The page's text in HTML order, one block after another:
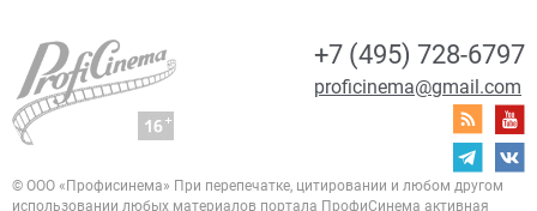
+7 (495) 728-6797
proficinema@gmail.com
© ООО «Профисинема» При перепечатке, цитировании и любом другом
использовании любых материалов портала ПрофиСинема активная